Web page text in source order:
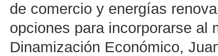
de comercio y energías
opciones para incorporarse al
Dinamización Económico,